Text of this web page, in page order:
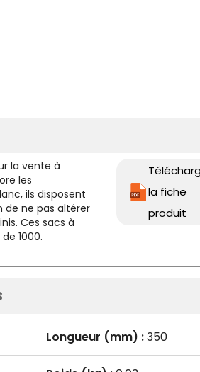
la vente à
les
ils disposent
de ne pas altérer
Ces sacs à
1000.
la fiche
produit
Longueur (mm) :350